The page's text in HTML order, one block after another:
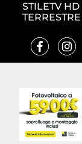
STILETV
TERRESTRE